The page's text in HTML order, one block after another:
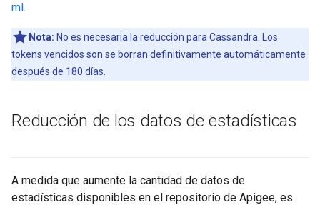
ml.
Nota: No es necesaria la reducción para Cassandra. Los
tokens vencidos son se borran definitivamente automáticamente
después de 180 días.
Reducción de los datos de estadísticas
A medida que aumente la cantidad de datos de
estadísticas disponibles en el repositorio de Apigee, es